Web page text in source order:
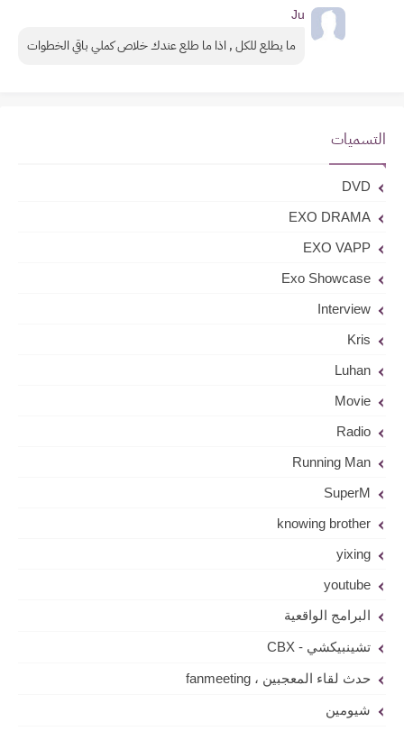
Ju
ما يطلع للكل , اذا ما طلع عندك خلاص كملي باقي الخطوات
التسميات
DVD
EXO DRAMA
EXO VAPP
Exo Showcase
Interview
Kris
Luhan
Movie
Radio
Running Man
SuperM
knowing brother
yixing
youtube
البرامج الواقعية
تشينبيكشي - CBX
حدث لقاء المعجبين ، fanmeeting
شيومين